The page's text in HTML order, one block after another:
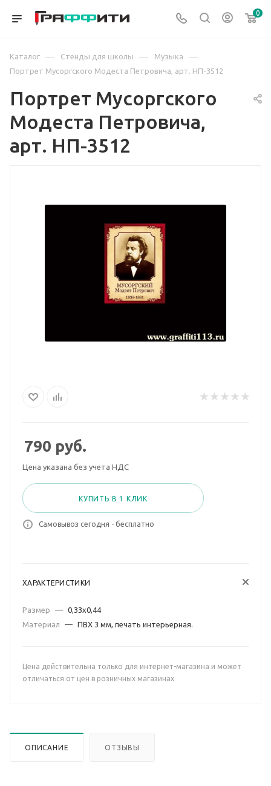
0
Каталог — Стенды для школы — Музыка —
Портрет Мусоргского Модеста Петровича, арт. НП-3512
Портрет Мусоргского
Модеста Петровича,
арт. НП-3512
790 руб.
Цена указана без учета НДС
КУПИТЬ В 1 КЛИК
Самовывоз сегодня - бесплатно
ХАРАКТЕРИСТИКИ
Размер — 0,33х0,44
Материал
— ПВХ 3 мм, печать интерьерная.
Цена действительна только для интернет-магазина и может
отличаться от цен в розничных магазинах
ОПИСАНИЕ ОТЗЫВЫ